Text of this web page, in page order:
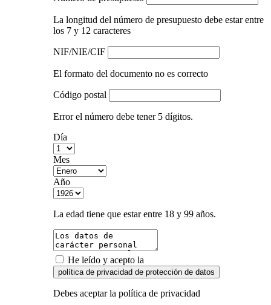
La longitud del número de presupuesto debe estar entre
los 7 y 12 caracteres
NIF/NIE/CIF
El formato del documento no es correcto
Código postal
Error el número debe tener 5 dígitos.
Día
Mes
Año
La edad tiene que estar entre 18 y 99 años.
He leído y acepto la
política de privacidad de protección de datos
Debes aceptar la política de privacidad